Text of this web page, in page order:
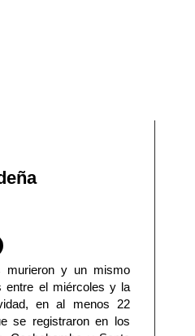
murieron y un mismo
entre el miércoles y la
en al menos 22
se registraron en los